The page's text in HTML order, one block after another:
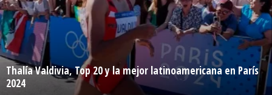
Thalía Valdivia, Top 20 y la mejor latinoamericana en París
2024